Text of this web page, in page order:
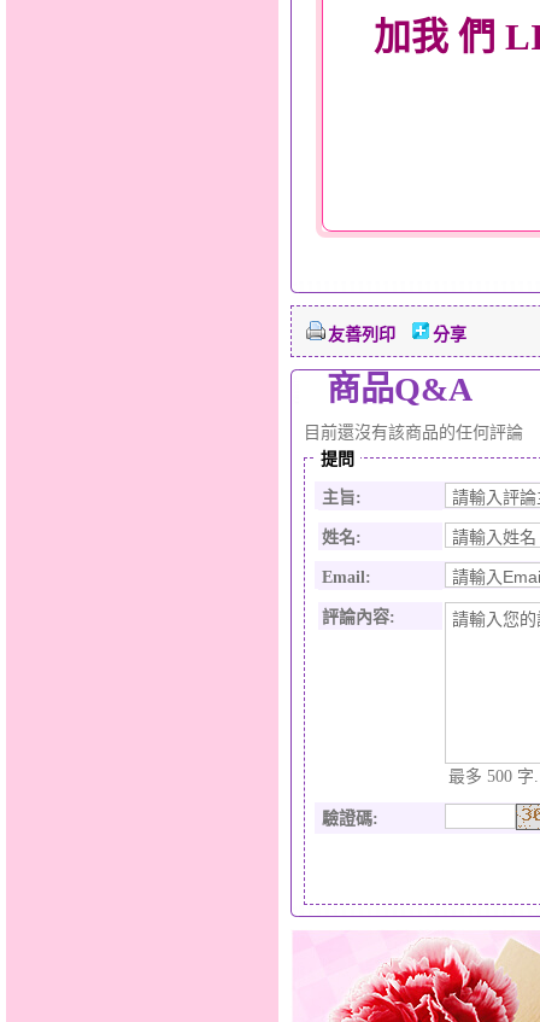
加我 們
友善列印 分享
商品Q&A
目前還沒有該商品的任何評論
提問
主旨:
姓名:
Email:
評論內容:
最多 500 字.
驗證碼: